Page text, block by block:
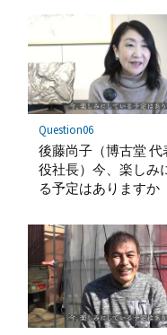
Question06
後藤尚子（博古堂 代
役社長）今、楽しみ
る予定はありますか